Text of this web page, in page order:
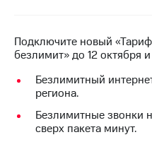
группа
Заказать
SIM-
карту
Оформить
и МТС
Супер
дешевле
при
оплате
с карты
МТС
Подключите новый
безлимит» до 12 октября
Безлимитный
региона.
Безлимитные звонки
сверх пакета минут.